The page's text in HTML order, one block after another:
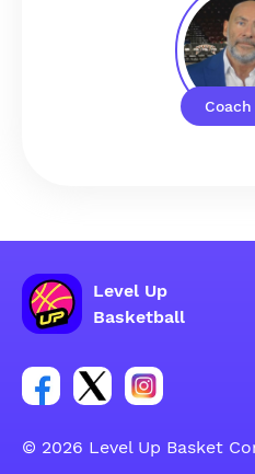
Level Up
Basketball
Link per il gruppo social
Link per il gruppo
Link per il
© 2026 Level Up Basket